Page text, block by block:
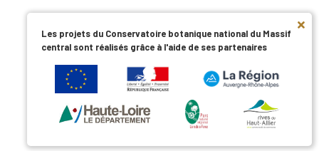
Les projets du Conservatoire botanique national du Massif
central sont réalisés grâce à l'aide de ses partenaires